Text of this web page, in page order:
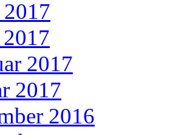
2017
2017
2016